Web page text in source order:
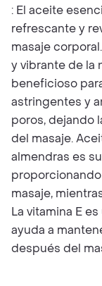
: El aceite
refrescante y
masaje
y vibrante de la
beneficioso
astringentes y
poros, dejando
del masaje.
almendras es
masaje,
La vitamina E
ayuda a
después del